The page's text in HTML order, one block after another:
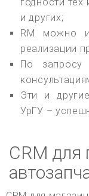
годности
и других;
RM можно
реализации
По
Эти и
УрГУ –
CRM для